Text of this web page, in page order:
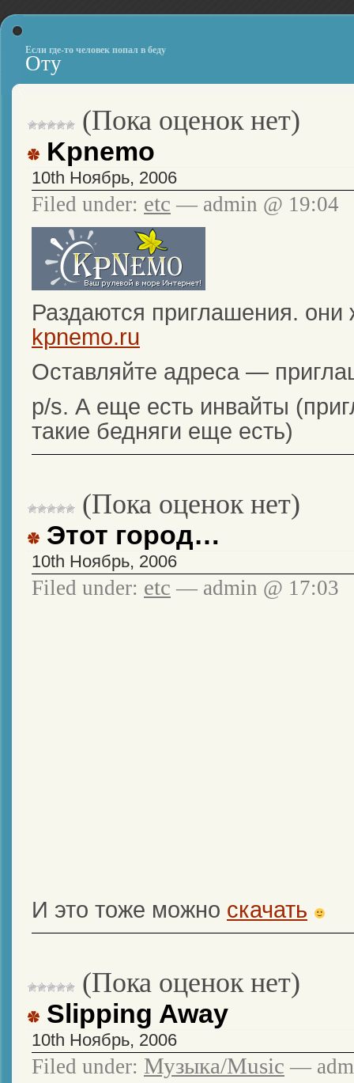
Если где-то человек попал в беду
Оту
(Пока оценок нет)
Kpnemo
10th Ноябрь, 2006
Filed under: etc — admin @ 19:04
Раздаются приглашения.
kpnemo.ru
Оставляйте адреса —
p/s. А еще есть инвайты
такие бедняги еще есть)
(Пока оценок нет)
Этот город…
10th Ноябрь, 2006
Filed under: etc — admin @ 17:03
И это тоже можно скачать
(Пока оценок нет)
Slipping Away
10th Ноябрь, 2006
Filed under: Музыка/Music —